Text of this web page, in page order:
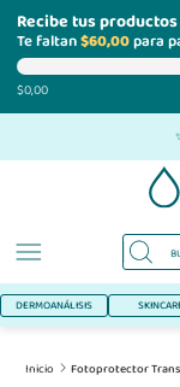
Recibe tus
Te faltan$60,00para
$0,00
al
DERMOANÁLISIS
Inicio Fotoprotector